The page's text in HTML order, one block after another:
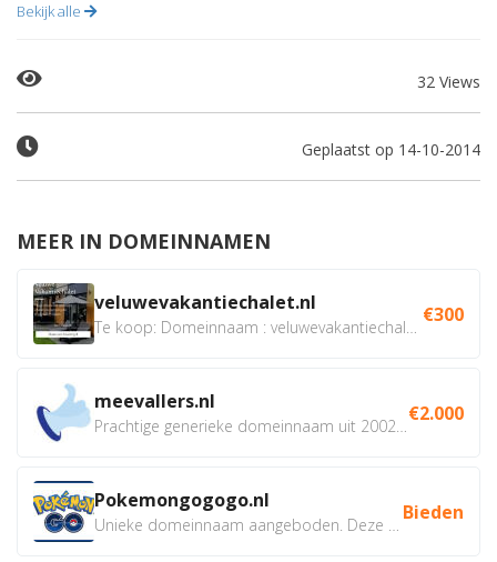
Bekijk alle
32 Views
Geplaatst op 14-10-2014
MEER IN DOMEINNAMEN
veluwevakantiechalet.nl €300
meevallers.nl €2.000
Pokemongogogo.nl Bieden